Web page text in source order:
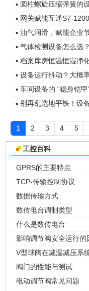
▪ 圆柱螺旋压缩弹簧的
▪ 网关赋能互通S7-
▪ 油气润滑，赋能企业
▪ 气体检测设备怎么选
▪ 档案库房恒温恒湿净
▪ 设备运行抖动？大概
▪ 车间设备的 “稳身铠
▪ 别再乱选地平铁！设
1 2 3 4 5
工控百科
GPRS的主要特点
TCP-传输控制协议
数据传输方式
数传电台调制类型
什么是数传电台
影响调节阀安全运行的
V型球阀在减温减压系
阀门的性能与测试
电动调节阀常见问题